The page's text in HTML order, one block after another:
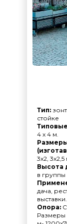
Тип:
стойке
4 х 4 м.
3х2, 3х2,5
Высота
в группы
дача,
выставки.
Опора:
Размеры